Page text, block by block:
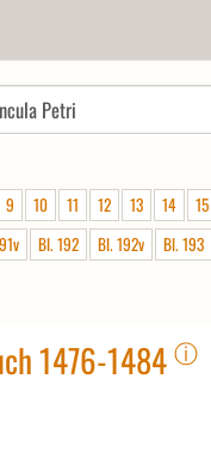
9 10 11 12 13 14
15
Bl. 192 Bl. 192v
Bl. 193
1476-1484 ⓘ